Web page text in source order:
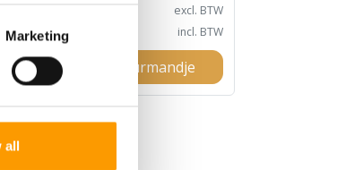
Marketing
all
15,00
excl. BTW
1 dag
incl. BTW
In huurmandje